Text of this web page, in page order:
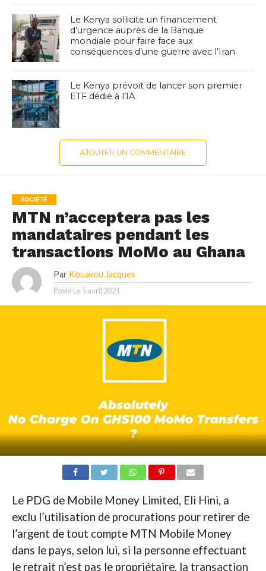
Le Kenya sollicite un financement
d’urgence auprès de la Banque
mondiale pour faire face aux
conséquences d’une guerre avec l’Iran
Le Kenya prévoit de lancer son premier
ETF dédié à l’IA
AJOUTER UN COMMENTAIRE
SOCIÉTÉ
MTN n’acceptera pas les
mandataires pendant les
transactions MoMo au Ghana
Par Kouakou Jacques
Posté Le 5 avril 2021
Le PDG de Mobile Money Limited, Eli Hini, a
exclu l’utilisation de procurations pour retirer de
l’argent de tout compte MTN Mobile Money
dans le pays, selon lui, si la personne effectuant
le retrait n’est pas le propriétaire, la transaction